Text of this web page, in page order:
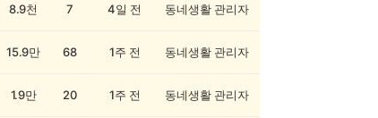
8.9천 7 4일 전 동네생활 관리자
15.9만 68 1주 전 동네생활 관리자
1.9만 20 1주 전 동네생활 관리자